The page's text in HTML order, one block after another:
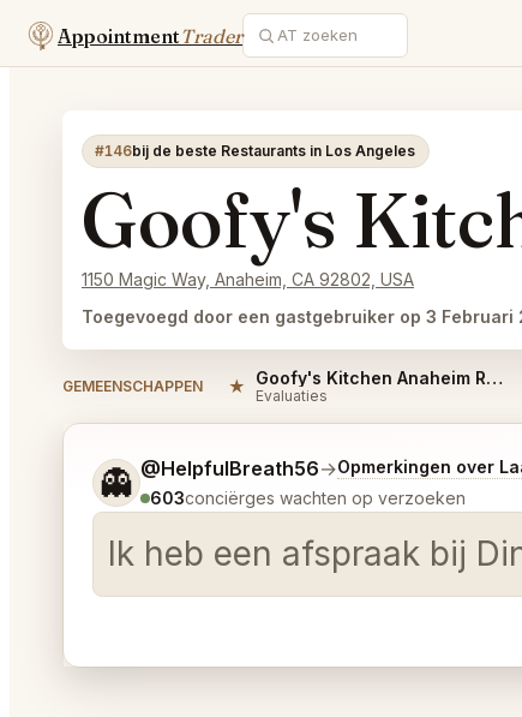
AppointmentTrader
#146bij de beste Restaurants in Los Angeles
Goofy's
1150 Magic Way, Anaheim, CA 92802, USA
Toegevoegd door een gastgebruiker op 3 Februari
GEMEENSCHAPPEN ★ Goofy's Kitchen Anaheim Reviews
Evaluaties
👻 @HelpfulBreath56→Opmerkingen over
603conciërges wachten op verzoeken
Ik heb een afspraak bij
Vertel me wat je wilt.